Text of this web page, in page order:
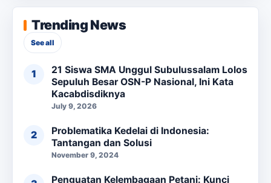
Trending News
See all
21 Siswa SMA Unggul Subulussalam Lolos
Sepuluh Besar OSN-P Nasional, Ini Kata
Kacabdisdiknya
July 9, 2026
Problematika Kedelai di Indonesia:
Tantangan dan Solusi
November 9, 2024
Penguatan Kelembagaan Petani: Kunci